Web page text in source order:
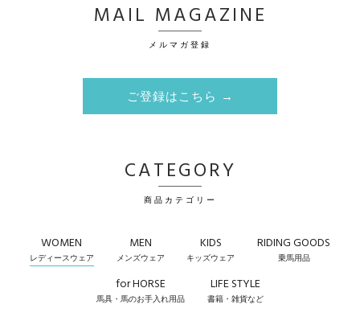
MAIL MAGAZINE
メルマガ登録
ご登録はこちら →
CATEGORY
商品カテゴリー
WOMEN
レディースウェア
MEN
メンズウェア
KIDS
キッズウェア
RIDING GOODS
乗馬用品
for HORSE
馬具・馬のお手入れ用品
LIFE STYLE
書籍・雑貨など